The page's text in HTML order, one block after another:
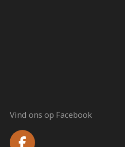
Vind ons op Facebook